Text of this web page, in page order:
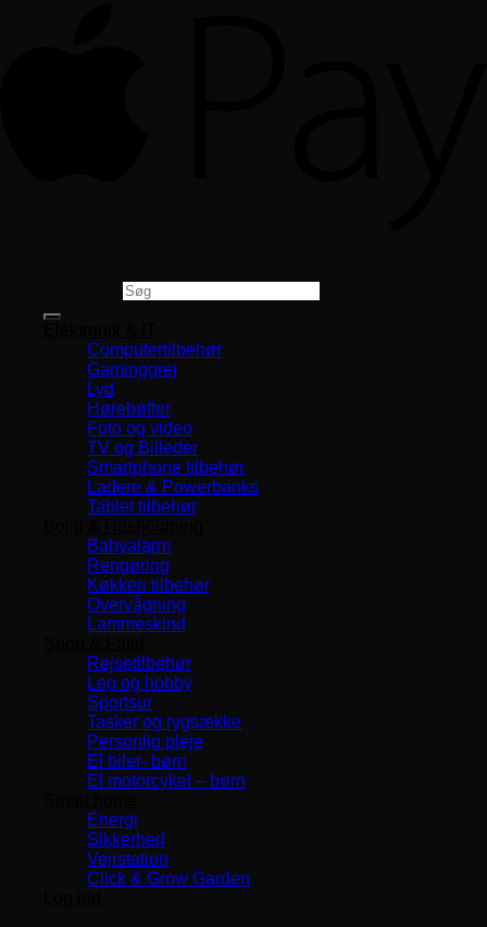
Computertilbehør
Gaminggrej
Lyd
Hørebøffer
Foto og video
TV og Billeder
Smartphone tilbehør
Ladere & Powerbanks
Tablet tilbehør
Babyalarm
Rengøring
Køkken tilbehør
Overvågning
Lammeskind
Rejsetilbehør
Leg og hobby
Sportsur
Tasker og rygsække
Personlig pleje
El biler- børn
El motorcykel – børn
Energi
Sikkerhed
Vejrstation
Click & Grow Garden